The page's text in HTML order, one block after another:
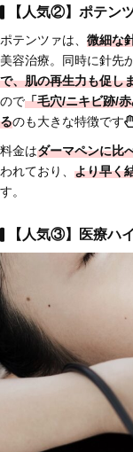
【人気②】ポテン
ポテンツァは、 微細な
美容治療。同時に針先
で、肌の再生力も促し
ので「毛穴/ニキビ跡/
るのも大きな特徴です
料金はダーマペンに比
われており、 より早く
す。
【人気③】医療ハ